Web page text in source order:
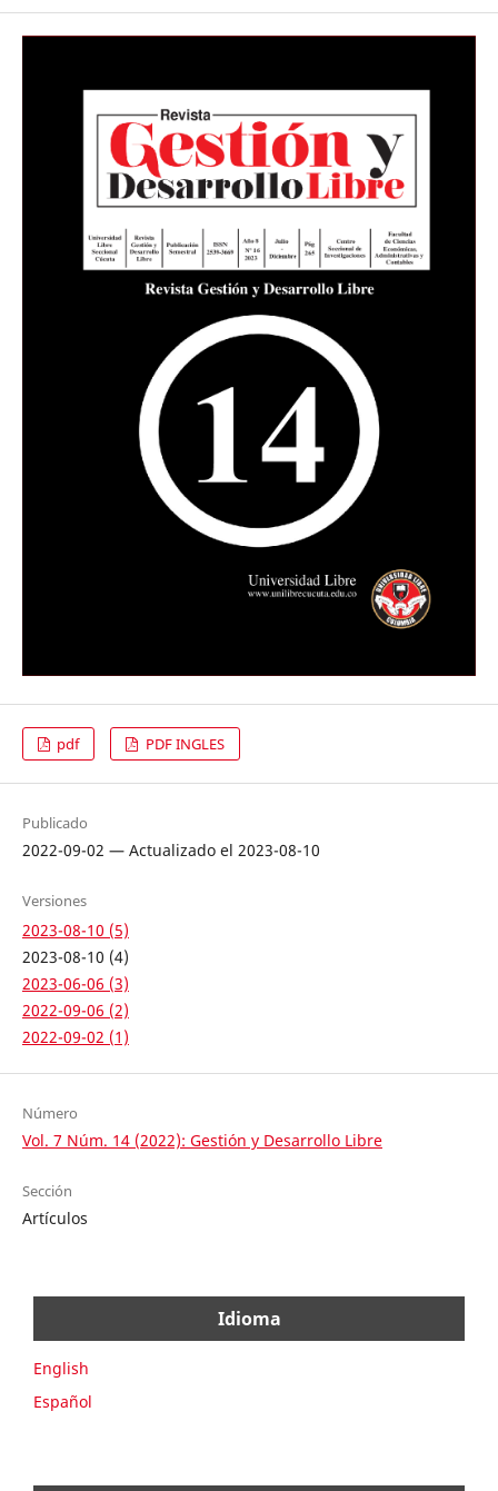
pdf PDF INGLES
Publicado
2022-09-02 — Actualizado el 2023-08-10
Versiones
2023-08-10 (5)
2023-08-10 (4)
2023-06-06 (3)
2022-09-06 (2)
2022-09-02 (1)
Número
Vol. 7 Núm. 14 (2022): Gestión y Desarrollo Libre
Sección
Artículos
Idioma
English
Español